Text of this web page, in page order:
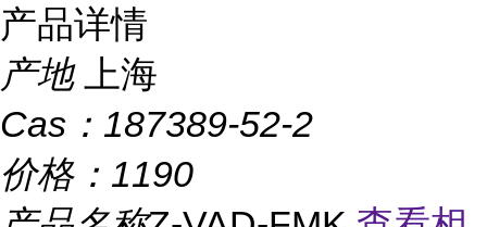
产品详情
产地
上海
Cas： 187389-52-2
价格： 1190